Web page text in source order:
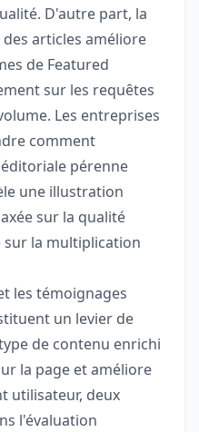
D'autre part, la
articles améliore
de Featured
sur les requêtes
Les entreprises
comment
pérenne
une illustration
sur la qualité
la multiplication
les témoignages
un levier de
de contenu enrichi
la page et améliore
utilisateur, deux
l'évaluation